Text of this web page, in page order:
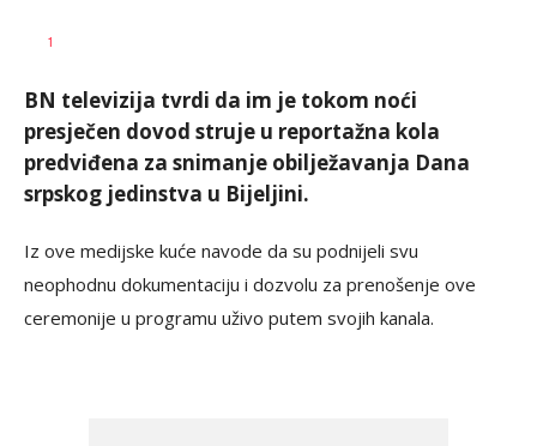
AUTOR
1
BN televizija tvrdi da im je tokom noći
presječen dovod struje u reportažna kola
predviđena za snimanje obilježavanja Dana
srpskog jedinstva u Bijeljini.
Iz ove medijske kuće navode da su podnijeli svu
neophodnu dokumentaciju i dozvolu za prenošenje ove
ceremonije u programu uživo putem svojih kanala.